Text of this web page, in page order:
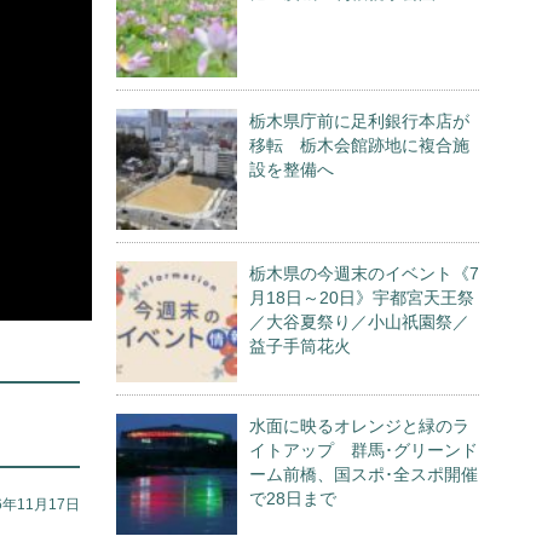
11月17日
栃木県庁前に足利銀行本店が
移転 栃木会館跡地に複合施
設を整備へ
栃木県の今週末のイベント《7
月18日～20日》宇都宮天王祭
／大谷夏祭り／小山祇園祭／
益子手筒花火
水面に映るオレンジと緑のラ
イトアップ 群馬･グリーンド
ーム前橋、国スポ･全スポ開催
で28日まで